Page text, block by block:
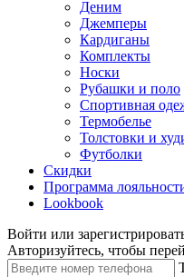
Деним
Джемперы
Кардиганы
Комплекты
Носки
Рубашки и поло
Спортивная
Термобелье
Толстовки и
Футболки
Скидки
Программа
Lookbook
Войти или
Авторизуйтесь, чтобы